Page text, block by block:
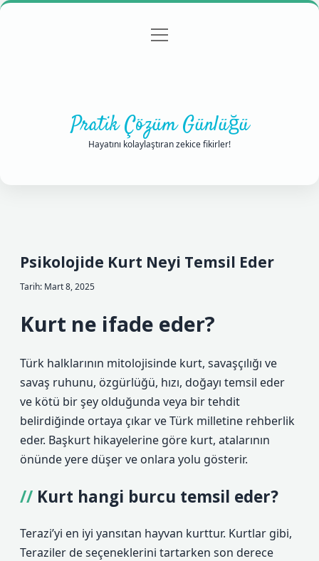
Gizlilik Politikası
menüyü
Pratik Çözüm Günlüğü
Hayatını kolaylaştıran zekice fikirler!
Psikolojide Kurt Neyi Temsil Eder
Tarih: Mart 8, 2025
Kurt ne ifade eder?
Türk halklarının mitolojisinde kurt, savaşçılığı ve
savaş ruhunu, özgürlüğü, hızı, doğayı temsil eder
ve kötü bir şey olduğunda veya bir tehdit
belirdiğinde ortaya çıkar ve Türk milletine rehberlik
eder. Başkurt hikayelerine göre kurt, atalarının
önünde yere düşer ve onlara yolu gösterir.
Kurt hangi burcu temsil eder?
Terazi’yi en iyi yansıtan hayvan kurttur. Kurtlar gibi,
Teraziler de seçeneklerini tartarken son derece